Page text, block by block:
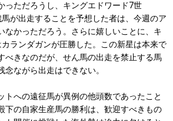
っただろうし、キングエドワード7世
が出走することを予想した者は、今週のア
なかっただろう。さらに嬉しいことに、キ
ランダガンが圧勝した。この新星は本来で
べきなのだが、せん馬の出走を禁止する馬
ながら出走はできない。
への遠征馬が異例の他頭数であったこと
下の自家生産馬の勝利は、歓迎すべきもの